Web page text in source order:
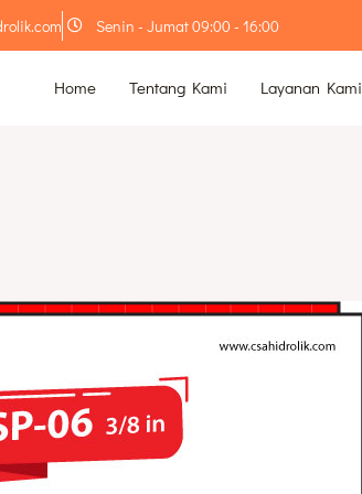
Senin - Jumat 09:00 - 16:00
Home Tentang Kami Layanan Kami